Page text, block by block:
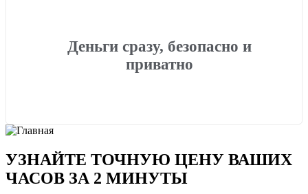
Деньги сразу, безопасно и
приватно
УЗНАЙТЕ ТОЧНУЮ ЦЕНУ ВАШИХ
ЧАСОВ ЗА 2 МИНУТЫ